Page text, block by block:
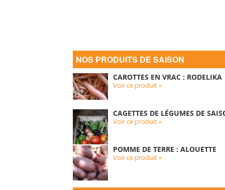
NOS PRODUITS DE SAISON
CAROTTES EN VRAC : RODELIKA
Voir ce produit »
CAGETTES DE LÉGUMES DE
Voir ce produit »
POMME DE TERRE : ALOUETTE
Voir ce produit »